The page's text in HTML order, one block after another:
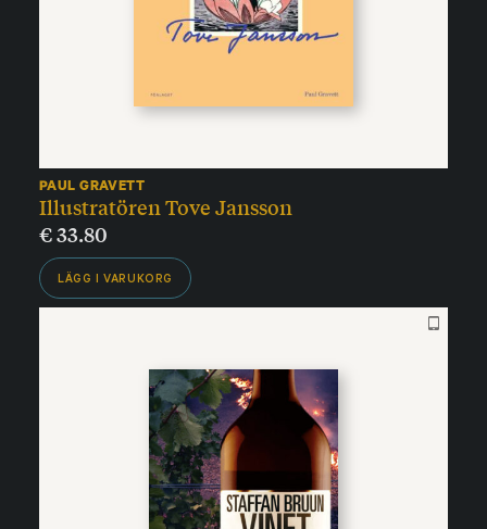
PAUL GRAVETT
Illustratören Tove Jansson
€33.80
LÄGG I VARUKORG